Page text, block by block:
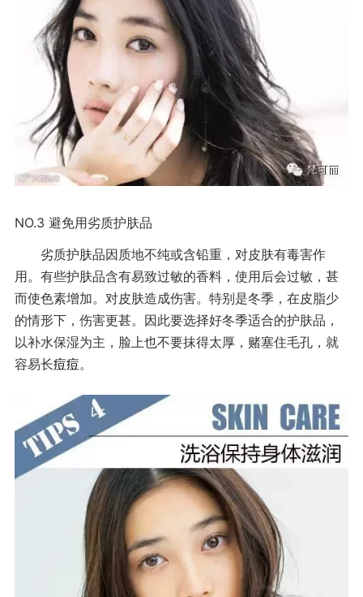
NO.3 避免用劣质护肤品
劣质护肤品因质地不纯或含铅重，对皮肤有毒害作
用。有些护肤品含有易致过敏的香料，使用后会过敏，甚
而使色素增加。对皮肤造成伤害。特别是冬季，在皮脂少
的情形下，伤害更甚。因此要选择好冬季适合的护肤品，
以补水保湿为主，脸上也不要抹得太厚，赌塞住毛孔，就
容易长痘痘。